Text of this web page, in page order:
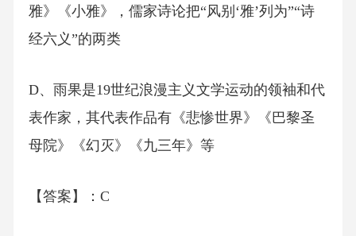
雅》《小雅》，儒家诗论把“风别‘雅’列为”“诗
经六义”的两类
D、雨果是19世纪浪漫主义文学运动的领袖和代
表作家，其代表作品有《悲惨世界》《巴黎圣
母院》《幻灭》《九三年》等
【答案】：C